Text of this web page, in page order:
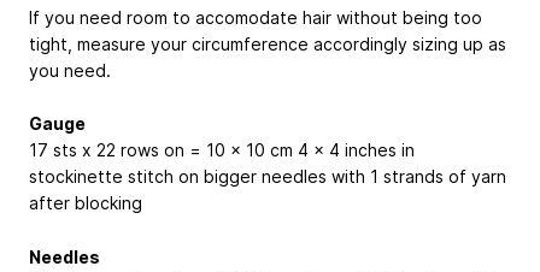
If you need room to accomodate hair without being too
tight, measure your circumference accordingly sizing up as
you need.
Gauge
17 sts x 22 rows on = 10 x 10 cm 4 x 4 inches in
stockinette stitch on bigger needles with 1 strands of yarn
after blocking
Needles